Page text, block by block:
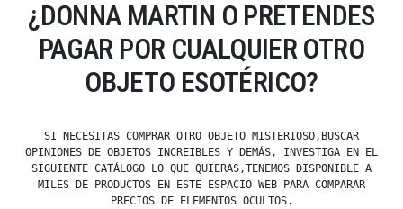
¿DONNA MARTIN O PRETENDES
PAGAR POR CUALQUIER OTRO
OBJETO ESOTÉRICO?
SI NECESITAS COMPRAR OTRO OBJETO MISTERIOSO,BUSCAR
OPINIONES DE OBJETOS INCREIBLES Y DEMÁS, INVESTIGA EN EL
SIGUIENTE CATÁLOGO LO QUE QUIERAS,TENEMOS DISPONIBLE A
MILES DE PRODUCTOS EN ESTE ESPACIO WEB PARA COMPARAR
PRECIOS DE ELEMENTOS OCULTOS.